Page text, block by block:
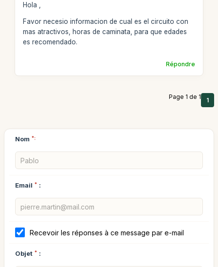
Hola ,
Favor necesio informacion de cual es el circuito con
mas atractivos, horas de caminata, para que edades
es recomendado.
Répondre
Page 1 de 1 1
Nom *:
Email * :
Recevoir les réponses à ce message par e-mail
Objet * :